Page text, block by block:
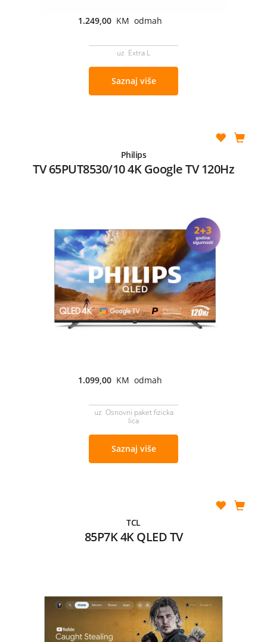
1.249,00 KM odmah
uz Extra L
Saznaj više
Philips
TV 65PUT8530/10 4K Google TV 120Hz
1.099,00 KM odmah
uz Osnovni paket fizicka
lica
Saznaj više
TCL
85P7K 4K QLED TV